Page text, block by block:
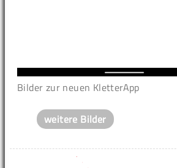
Bilder zur neuen KletterApp
weitere Bilder